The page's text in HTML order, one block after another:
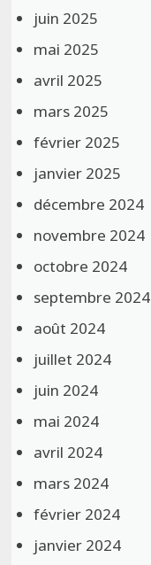
juin 2025
mai 2025
avril 2025
mars 2025
février 2025
janvier 2025
décembre 2024
novembre 2024
octobre 2024
septembre 2024
août 2024
juillet 2024
juin 2024
mai 2024
avril 2024
mars 2024
février 2024
janvier 2024